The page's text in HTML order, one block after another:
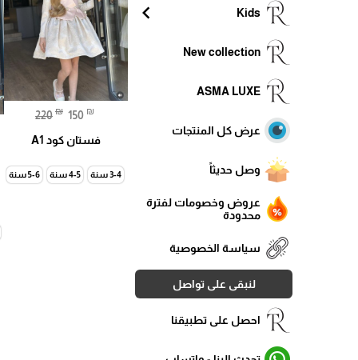
Kids
chevron_left
New collection
ASMA LUXE
عرض كل المنتجات
وصل حديثاً
عروض وخصومات لفترة
محدودة
سياسة الخصوصية
لنبقى على تواصل
احصل على تطبيقنا
220 ₪ 150 ₪
فستان كود A1
3-4 سنة 4-5 سنة 5-6 سنة